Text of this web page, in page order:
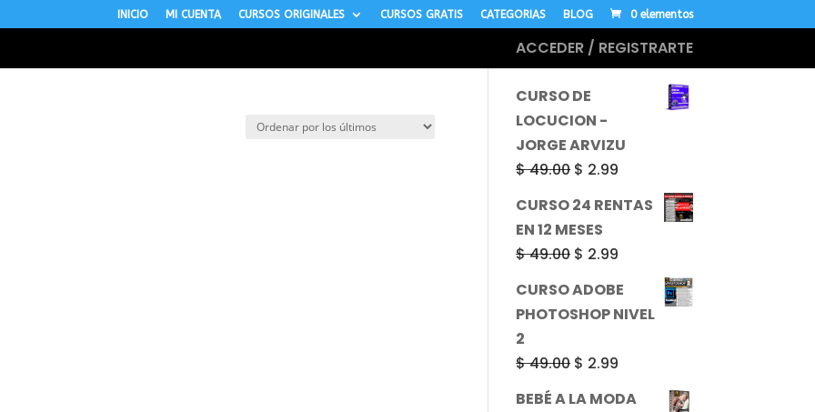
INICIO MI CUENTA CURSOS ORIGINALES CURSOS GRATIS CATEGORIAS BLOG 0 elementos
ACCEDER / REGISTRARTE
MÁS CURSOS
CURSO DE
LOCUCION -
JORGE ARVIZU
$49.00 El
era:
$ 49.00.
$ 2.99
precio
actual
CURSO 24 RENTAS
EN 12 MESES
$49.00 El
$ 49.00.
$ 2.99
precio
actual
CURSO ADOBE
PHOTOSHOP NIVEL
2
$49.00 El
$ 2.99
BEBÉ A LA MODA